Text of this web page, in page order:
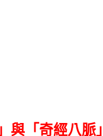
與「奇經八脈」